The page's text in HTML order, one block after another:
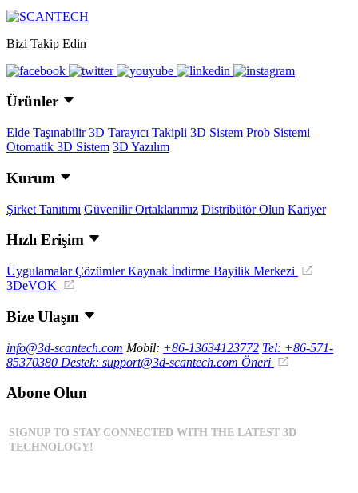
Bizi Takip Edin
Ürünler
Elde Taşınabilir 3D Tarayıcı Takipli 3D Sistem Prob Sistemi
Otomatik 3D Sistem 3D Yazılım
Kurum
Şirket Tanıtımı Güvenilir Ortaklarımız Distribütör Olun Kariyer
Hızlı Erişim
UygulamalarÇözümlerKaynak İndirme Bayilik Merkezi
3DeVOK
Bize Ulaşın
info@3d-scantech.com Mobil: +86-13634123772 Tel: +86-571-
85370380 Destek: support@3d-scantech.com Öneri
Abone Olun